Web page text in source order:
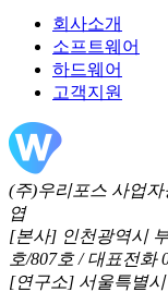
회사소개
소프트웨어
하드웨어
고객지원
(주)우리포스 사업자
엽
[본사] 인천광역시
호/807호 / 대표전화
[연구소] 서울특별시